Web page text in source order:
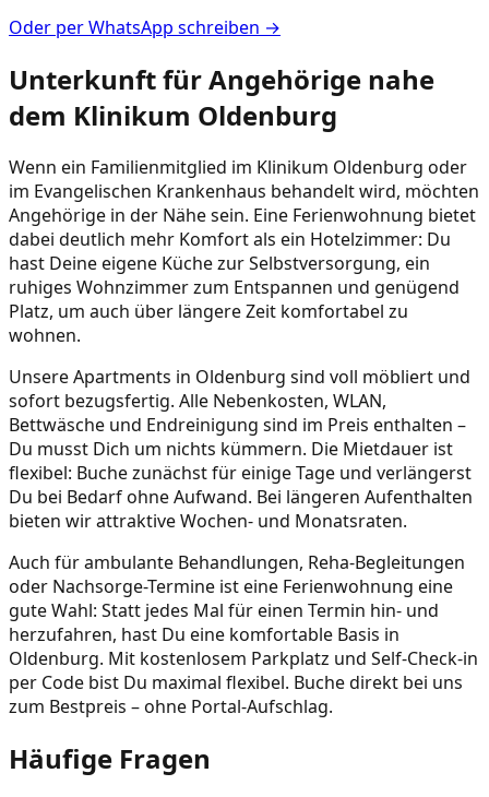
Oder per WhatsApp schreiben →
Unterkunft für Angehörige nahe
dem Klinikum Oldenburg
Wenn ein Familienmitglied im Klinikum Oldenburg oder
im Evangelischen Krankenhaus behandelt wird, möchten
Angehörige in der Nähe sein. Eine Ferienwohnung bietet
dabei deutlich mehr Komfort als ein Hotelzimmer: Du
hast Deine eigene Küche zur Selbstversorgung, ein
ruhiges Wohnzimmer zum Entspannen und genügend
Platz, um auch über längere Zeit komfortabel zu
wohnen.
Unsere Apartments in Oldenburg sind voll möbliert und
sofort bezugsfertig. Alle Nebenkosten, WLAN,
Bettwäsche und Endreinigung sind im Preis enthalten –
Du musst Dich um nichts kümmern. Die Mietdauer ist
flexibel: Buche zunächst für einige Tage und verlängerst
Du bei Bedarf ohne Aufwand. Bei längeren Aufenthalten
bieten wir attraktive Wochen- und Monatsraten.
Auch für ambulante Behandlungen, Reha-Begleitungen
oder Nachsorge-Termine ist eine Ferienwohnung eine
gute Wahl: Statt jedes Mal für einen Termin hin- und
herzufahren, hast Du eine komfortable Basis in
Oldenburg. Mit kostenlosem Parkplatz und Self-Check-in
per Code bist Du maximal flexibel. Buche direkt bei uns
zum Bestpreis – ohne Portal-Aufschlag.
Häufige Fragen